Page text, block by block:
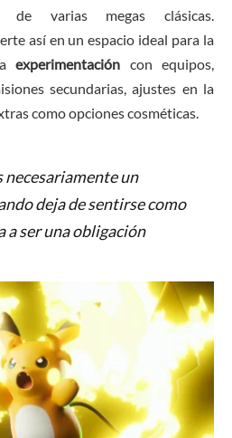
varias megas clásicas.
así en un espacio ideal para la
experimentación con equipos,
secundarias, ajustes en la
como opciones cosméticas.
necesariamente un
deja de sentirse como
a ser una obligación